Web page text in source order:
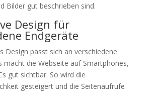
Bilder gut beschrieben sind.
Design für
Endgeräte
Design passt sich an verschiedene
macht die Webseite auf Smartphones,
gut sichtbar. So wird die
gesteigert und die Seitenaufrufe